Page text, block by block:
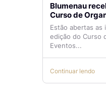
Blumenau
Curso de
Lilian Ribeiro
Estão abertas as
edição do Curso
Eventos...
Continuar lendo